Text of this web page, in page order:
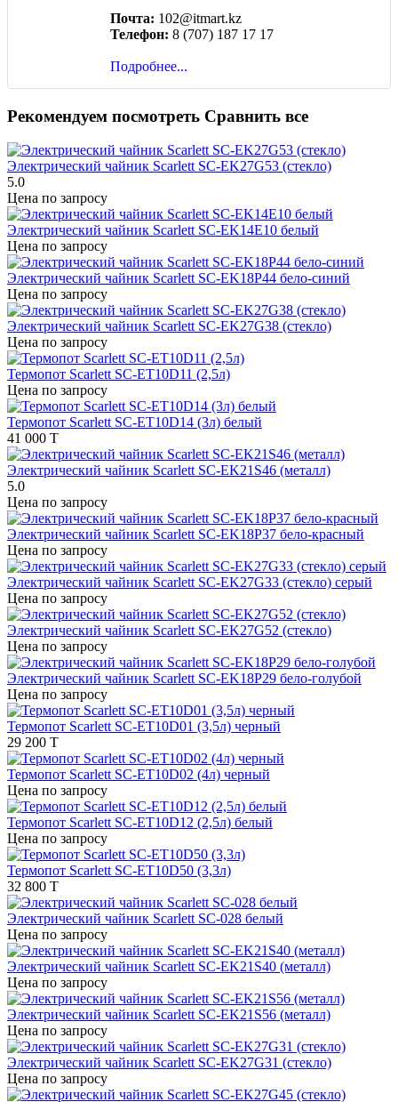
Почта: 102@itmart.kz
Телефон: 8 (707) 187 17 17
Подробнее...
Рекомендуем посмотреть Сравнить все
Электрический чайник Scarlett SC-EK27G53 (стекло)
5.0
Цена по запросу
Электрический чайник Scarlett SC-EK14E10 белый
Цена по запросу
Электрический чайник Scarlett SC-EK18P44 бело-синий
Цена по запросу
Электрический чайник Scarlett SC-EK27G38 (стекло)
Цена по запросу
Термопот Scarlett SC-ET10D11 (2,5л)
Цена по запросу
Термопот Scarlett SC-ET10D14 (3л) белый
41 000 T
Электрический чайник Scarlett SC-EK21S46 (металл)
5.0
Цена по запросу
Электрический чайник Scarlett SC-EK18P37 бело-красный
Цена по запросу
Электрический чайник Scarlett SC-EK27G33 (стекло) серый
Цена по запросу
Электрический чайник Scarlett SC-EK27G52 (стекло)
Цена по запросу
Электрический чайник Scarlett SC-EK18P29 бело-голубой
Цена по запросу
Термопот Scarlett SC-ET10D01 (3,5л) черный
29 200 T
Термопот Scarlett SC-ET10D02 (4л) черный
Цена по запросу
Термопот Scarlett SC-ET10D12 (2,5л) белый
Цена по запросу
Термопот Scarlett SC-ET10D50 (3,3л)
32 800 T
Электрический чайник Scarlett SC-028 белый
Цена по запросу
Электрический чайник Scarlett SC-EK21S40 (металл)
Цена по запросу
Электрический чайник Scarlett SC-EK21S56 (металл)
Цена по запросу
Электрический чайник Scarlett SC-EK27G31 (стекло)
Цена по запросу